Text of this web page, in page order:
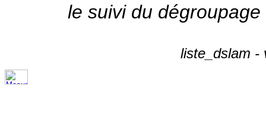
le suivi du
liste_dslam -